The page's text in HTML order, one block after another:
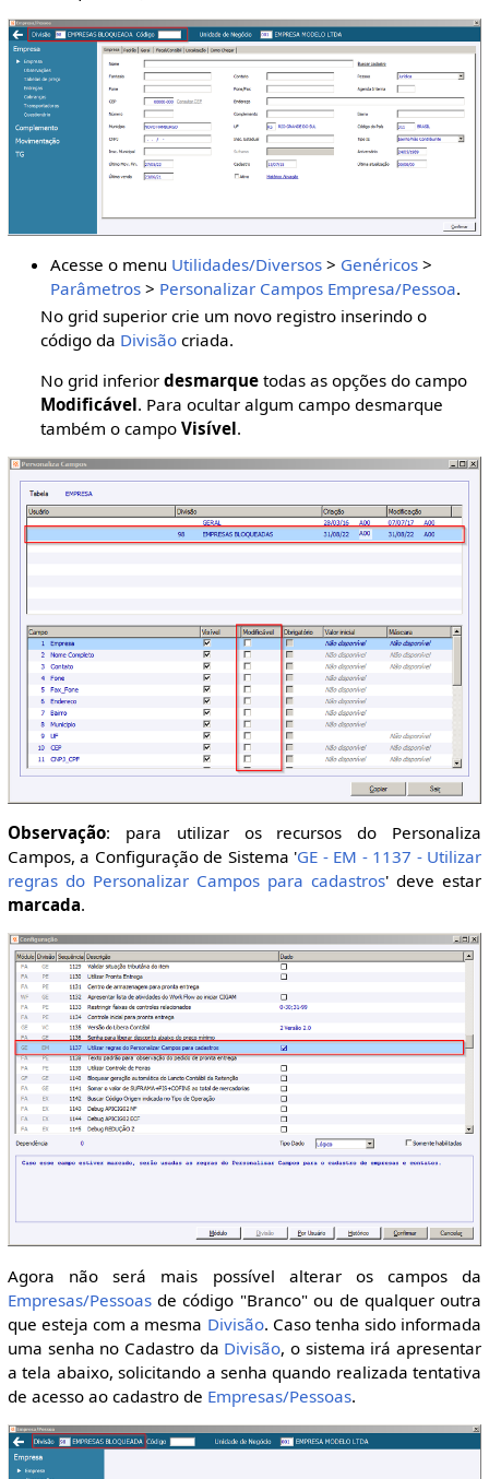
Acesse o menu Utilidades/Diversos > Genéricos >
Parâmetros > Personalizar Campos Empresa/Pessoa.
No grid superior crie um novo registro inserindo o
código da Divisão criada.
No grid inferiordesmarque todas as opções do campo
Modificável. Para ocultar algum campo desmarque
também o campoVisível.
Observação: para utilizar os recursos do Personaliza
Campos, a Configuração de Sistema 'GE - EM - 1137 - Utilizar
regras do Personalizar Campos para cadastros' deve estar
marcada.
Agora não será mais possível alterar os campos da
Empresas/Pessoasde código "Branco" ou de qualquer outra
que esteja com a mesma Divisão. Caso tenha sido informada
uma senha no Cadastro da Divisão, o sistema irá apresentar
a tela abaixo, solicitando a senha quando realizada tentativa
de acesso ao cadastro de Empresas/Pessoas.